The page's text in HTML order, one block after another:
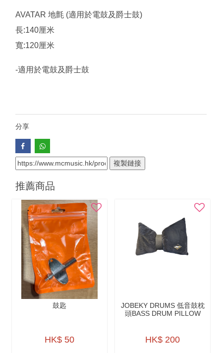
AVATAR 地氈 (適用於電鼓及爵士鼓)
長:140厘米
寬:120厘米
-適用於電鼓及爵士鼓
分享
複製鏈接
推薦商品
鼓匙
HK$ 50
JOBEKY DRUMS 低音鼓枕
頭BASS DRUM PILLOW
HK$ 200